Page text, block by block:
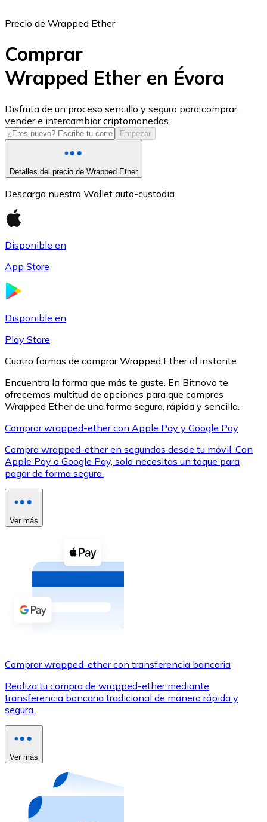
USD Coin
USDC
XRP
XRP
Ver todo
Compra criptomonedas con efectivo en tu tienda más
Comprar con efectivo
Transferencia SEPA
Utiliza tarjetas Visa y Mastercard para comprar
Comprar con tarjeta
Tienda - Tarjetas regalo
Nuevo
Compra tarjetas regalo de tus marcas favoritas con
Ir a la tienda de tarjetas regalo
Precio de Wrapped Ether
Comprar
Wrapped Ether en Évora
Disfruta de un proceso sencillo y seguro para comprar,
vender e intercambiar criptomonedas.
Empezar
Detalles del precio de Wrapped Ether
Descarga nuestra Wallet auto-custodia
Disponible en
App Store
Disponible en
Play Store
Cuatro formas de comprar Wrapped Ether al instante
Encuentra la forma que más te guste. En Bitnovo te
ofrecemos multitud de opciones para que compres
Wrapped Ether de una forma segura, rápida y sencilla.
Comprar wrapped-ether con Apple Pay y Google Pay
Compra wrapped-ether en segundos desde tu móvil. Con
Apple Pay o Google Pay, solo necesitas un toque para
pagar de forma segura.
Ver más
Comprar wrapped-ether con transferencia bancaria
Realiza tu compra de wrapped-ether mediante
transferencia bancaria tradicional de manera rápida y
segura.
Ver más